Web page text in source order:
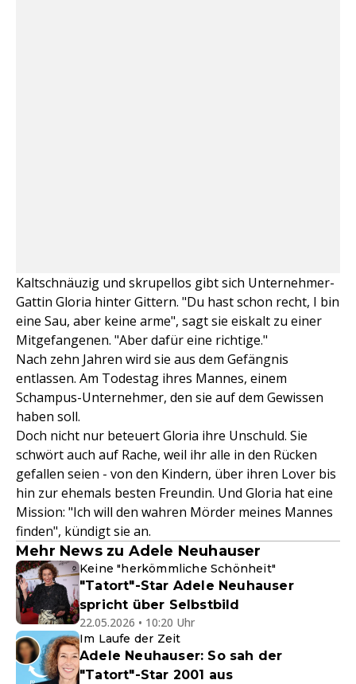
Kaltschnäuzig und skrupellos gibt sich Unternehmer-
Gattin Gloria hinter Gittern. "Du hast schon recht, I bin
eine Sau, aber keine arme", sagt sie eiskalt zu einer
Mitgefangenen. "Aber dafür eine richtige."
Nach zehn Jahren wird sie aus dem Gefängnis
entlassen. Am Todestag ihres Mannes, einem
Schampus-Unternehmer, den sie auf dem Gewissen
haben soll.
Doch nicht nur beteuert Gloria ihre Unschuld. Sie
schwört auch auf Rache, weil ihr alle in den Rücken
gefallen seien - von den Kindern, über ihren Lover bis
hin zur ehemals besten Freundin. Und Gloria hat eine
Mission: "Ich will den wahren Mörder meines Mannes
finden", kündigt sie an.
Mehr News zu Adele Neuhauser
Keine "herkömmliche Schönheit"
"Tatort"-Star Adele Neuhauser
spricht über Selbstbild
22.05.2026 • 10:20 Uhr
Im Laufe der Zeit
Adele Neuhauser: So sah der
"Tatort"-Star 2001 aus